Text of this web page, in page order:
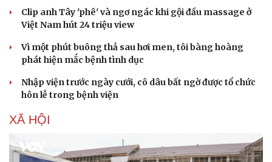
Clip anh Tây 'phê' và ngơ ngác khi gội đầu massage ở
Việt Nam hút 24 triệu view
Vì một phút buông thả sau hơi men, tôi bàng hoàng
phát hiện mắc bệnh tình dục
Nhập viện trước ngày cưới, cô dâu bất ngờ được tổ chức
hôn lễ trong bệnh viện
XÃ HỘI